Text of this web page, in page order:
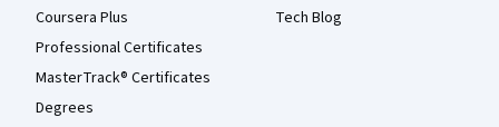
Coursera Plus
Professional Certificates
MasterTrack® Certificates
Degrees
Tech Blog